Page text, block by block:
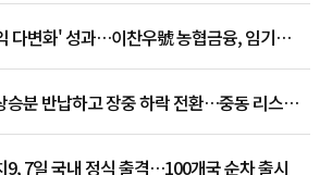
다변화' 성과…이찬우號 농협금융, 임기
승분 반납하고 장중 하락 전환…중동 리스크·
9, 7일 국내 정식 출격…100개국 순차 출시